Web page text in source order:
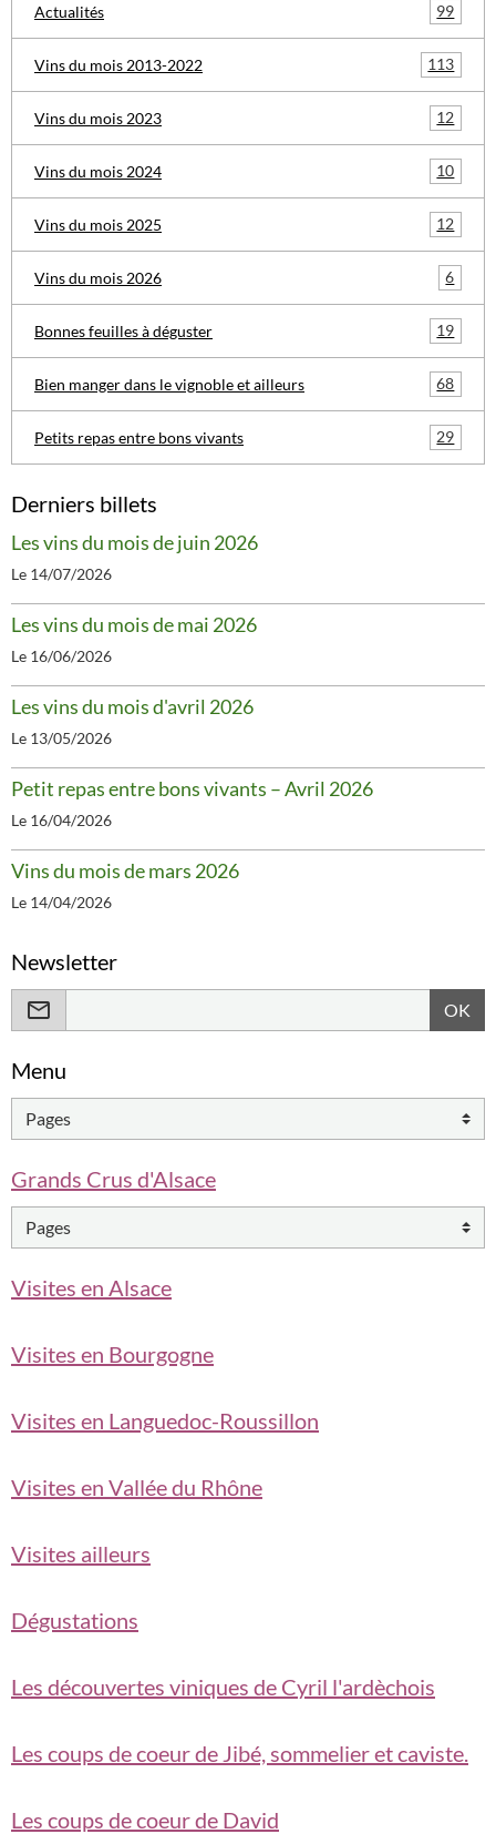
Actualités 99
Vins du mois 2013-2022 113
Vins du mois 2023 12
Vins du mois 2024 10
Vins du mois 2025 12
Vins du mois 2026 6
Bonnes feuilles à déguster 19
Bien manger dans le vignoble et ailleurs 68
Petits repas entre bons vivants 29
Derniers billets
Les vins du mois de juin 2026
Le 14/07/2026
Les vins du mois de mai 2026
Le 16/06/2026
Les vins du mois d'avril 2026
Le 13/05/2026
Petit repas entre bons vivants – Avril 2026
Le 16/04/2026
Vins du mois de mars 2026
Le 14/04/2026
Newsletter
OK
Menu
Grands Crus d'Alsace
Visites en Alsace
Visites en Bourgogne
Visites en Languedoc-Roussillon
Visites en Vallée du Rhône
Visites ailleurs
Dégustations
Les découvertes viniques de Cyril l'ardèchois
Les coups de coeur de Jibé, sommelier et caviste.
Les coups de coeur de David